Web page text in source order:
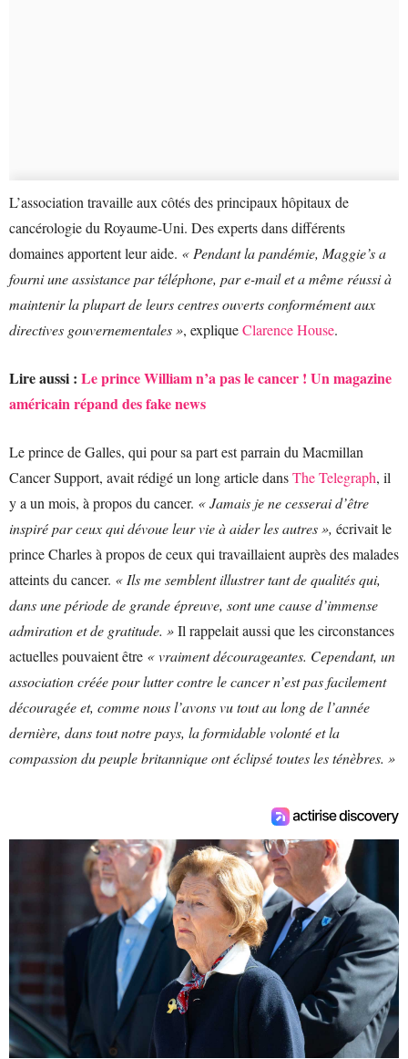
L’association travaille aux côtés des principaux hôpitaux de
cancérologie du Royaume-Uni. Des experts dans différents
domaines apportent leur aide. « Pendant la pandémie, Maggie’s a
fourni une assistance par téléphone, par e-mail et a même réussi à
maintenir la plupart de leurs centres ouverts conformément aux
directives gouvernementales », expliqueClarence House.
Lire aussi : Le prince William n’a pas le cancer ! Un magazine
américain répand des fake news
Le prince de Galles, qui pour sa part est parrain du Macmillan
Cancer Support, avait rédigé un long article dansThe Telegraph, il
y a un mois, à propos du cancer. « Jamais je ne cesserai d’être
inspiré par ceux qui dévoue leur vie à aider les autres », écrivait le
prince Charles à propos de ceux qui travaillaient auprès des malades
atteints du cancer. « Ils me semblent illustrer tant de qualités qui,
dans une période de grande épreuve, sont une cause d’immense
admiration et de gratitude. »Il rappelait aussi que les circonstances
actuelles pouvaient être « vraiment décourageantes. Cependant, un
association créée pour lutter contre le cancer n’est pas facilement
découragée et, comme nous l’avons vu tout au long de l’année
dernière, dans tout notre pays, la formidable volonté et la
compassion du peuple britannique ont éclipsé toutes les ténèbres. »